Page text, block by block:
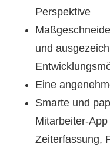
Perspektive
und
Eine
Smarte und
Mitarbeiter-
Zeiterfassung,